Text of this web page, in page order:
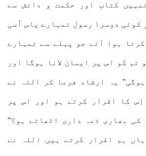
کتاب اور حکمت و دانش سے
کوئی دوسرا رسول تمہارے پاس اُسی
ہوا آئے جو پہلے سے تمہارے
تم کو اس پر ایمان لانا ہوگا اور
یہ ارشاد فرما کر اللہ نے
اِس کا اقرار کرتے ہو اور اس پر
کی بھاری ذمہ داری اٹھاتے ہو؟”
ہم اقرار کرتے ہیں اللہ نے